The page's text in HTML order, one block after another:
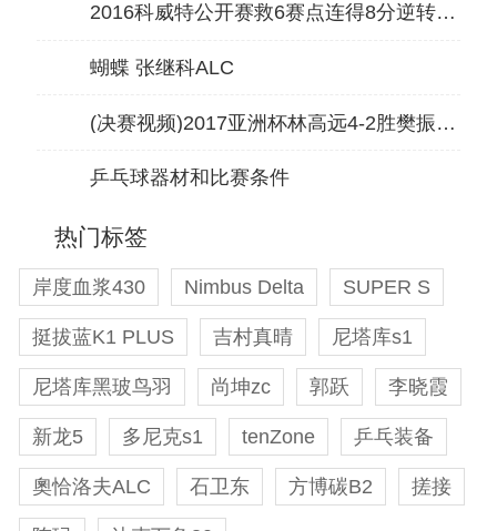
2016科威特公开赛救6赛点连得8分逆转水谷 ，许昕有的不止的先进的技术，还有强大的心理
蝴蝶 张继科ALC
(决赛视频)2017亚洲杯林高远4-2胜樊振东夺冠 附三、四名视频
乒乓球器材和比赛条件
热门标签
岸度血浆430 Nimbus Delta SUPER S
挺拔蓝K1 PLUS 吉村真晴 尼塔库s1
尼塔库黑玻鸟羽 尚坤zc 郭跃 李晓霞
新龙5 多尼克s1 tenZone 乒乓装备
奧恰洛夫ALC 石卫东 方博碳B2 搓接